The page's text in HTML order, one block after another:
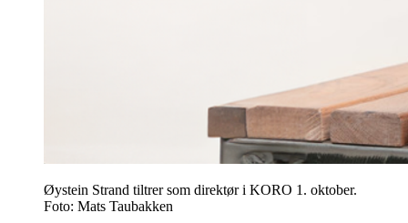
Øystein Strand tiltrer som direktør i KORO 1. oktober.
Foto: Mats Taubakken